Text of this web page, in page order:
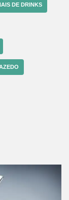
DE DRINKS